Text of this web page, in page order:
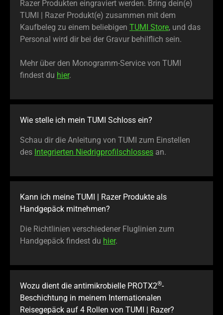
Razer Produkten eingraviert werden. Bring dein(e)
TUMI | Razer Produkt(e) zusammen mit dem
Kaufbeleg zu einem beliebigen TUMI Store, und das
Personal wird dir bei der Gravur behilflich sein.
Mehr über den Monogramm-Service von TUMI
findest du hier.
Wie stelle ich mein TUMI Schloss ein?
Schau dir die Anleitung von TUMI zum Einstellen
des Integrierten Niedrigprofilschlosses an.
Kann ich meine TUMI | Razer Produkte als
Handgepäck mitnehmen?
Die Richtlinien verschiedener Fluglinien zum
Handgepäck findest du hier.
Wozu dient die antimikrobielle PROTX2®-
Beschichtung in meinem Internationalen
Reisegepäck auf 4 Rollen von TUMI | Razer?